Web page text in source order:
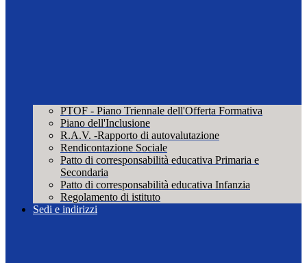
PTOF - Piano Triennale dell'Offerta Formativa
Piano dell'Inclusione
R.A.V. -Rapporto di autovalutazione
Rendicontazione Sociale
Patto di corresponsabilità educativa Primaria e
Secondaria
Patto di corresponsabilità educativa Infanzia
Regolamento di istituto
Sedi e indirizzi